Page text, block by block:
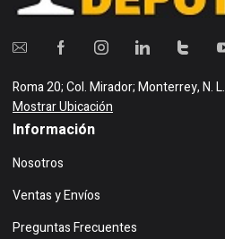
Roma 20; Col. Mirador; Monterrey, N. L.
Mostrar Ubicación
Información
Nosotros
Ventas y Envíos
Preguntas Frecuentes